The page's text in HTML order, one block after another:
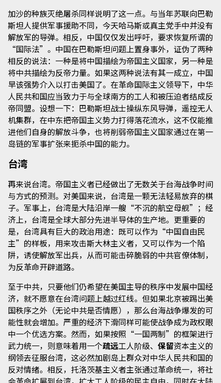
加沙的种族灭绝屠杀同样说明了这一点。与当年苏联向巴勒
斯坦人提供军事援助不同，今天哈马斯或真主党手中并没有
解放军的导弹。相反，中国仅仅发出呼吁，要求恢复所谓的
“国际法”。中国在巴勒斯坦问题上置身事外，证伪了两种
相反的说法：一种是将中国描绘为帝国主义国家，另一种是
将中共描绘为反帝力量。如果这两种说法有其一成立，中国
早该强势介入以打击美国了。在革命国际主义领导下，中华
人民共和国应当致力于与全球南方的工人和被压迫者结成反
帝同盟。设想一下：巴勒斯坦战士操纵东风导弹，遥控无人
机集群，在中东把帝国主义势力打得落花流水，这不仅能推
进他们自身的解放斗争，也将削弱帝国主义国家通过在第一
岛链的军事扩张来扼杀中国的能力。
台湾
再来说台湾。帝国主义者已经做出了无数关于台海战争时间
与方式的预测。对美国来说，台湾是一颗无法轻易放弃的棋
子。军事上，台湾是大陆沿岸一艘“不沉的航空母舰”；经
济上，台湾是全球大部分先进半导体的生产地。更重要的
是，台湾具有巨大的政治用途：既可以作为“中国自由民
主”的样板，用来攻击斯大林主义者，又可以作为一个陷
阱，诱使解放军出兵，从而可能击碎脆弱的中共官僚体制，
为反革命开辟道路。
至于中共，只要他们仍希望在美国主导的秩序中发展中国经
济，就不愿意在台湾问题上越过红线。但如果北京被踢出美
国秩序之外（无论中共是否情愿），那么台海战争爆发的可
能性就会增加。严重的经济下滑同样可能使战争成为政权眼
中一个优选方案。然而，如果按照“一国两制”的框架进行
武力统一，则意味着用一个疏远工人阶级、 保留资本主义的
纲领去征服台湾，这必然加剧岛上群众对中华人民共和国的
反对情绪。相反，托洛茨基主义者主张通过革命统一，将社